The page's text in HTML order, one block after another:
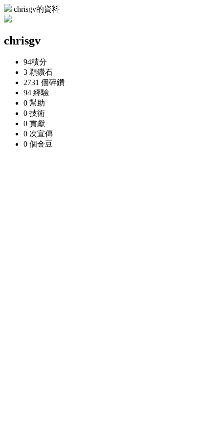
chrisgv的資料
chrisgv
94積分
3 顆鑽石
2731 個碎鑽
94 經驗
0 幫助
0 技術
0 貢獻
0 次宣傳
0 個金豆